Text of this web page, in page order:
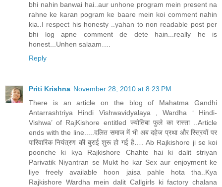
bhi nahin banwai hai..aur unhone program mein present na
rahne ke karan pogram ke baare mein koi comment nahin
kia..I respect his honesty ..yahan to non readable post per
bhi log apne comment de dete hain...really he is
honest...Unhen salaam….
Reply
Priti Krishna November 28, 2010 at 8:23 PM
There is an article on the blog of Mahatma Gandhi
Antarrashtriya Hindi Vishwavidyalaya , Wardha ‘ Hindi-
Vishwa’ of RajKishore entitled ज्योतिबा फुले का रास्ता ..Article
ends with the line.....दलित समाज में भी अब दहेज प्रथा और स्त्रियों पर
पारिवारिक नियंत्रण की बुराई शुरू हो गई है…. Ab Rajkishore ji se koi
poonche ki kya Rajkishore Chahte hai ki dalit striyan
Parivatik Niyantran se Mukt ho kar Sex aur enjoyment ke
liye freely available hoon jaisa pahle hota tha..Kya
Rajkishore Wardha mein dalit Callgirls ki factory chalana